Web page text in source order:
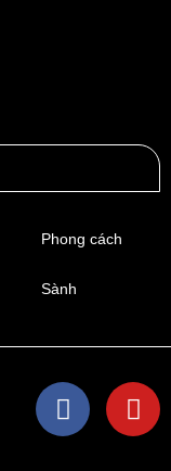
Phong cách
Sành